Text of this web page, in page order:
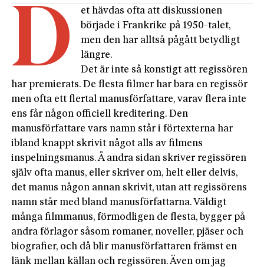
D
et hävdas ofta att diskussionen
började i Frankrike på 1950-talet,
men den har alltså pågått betydligt
längre.
Det är inte så konstigt att regissören
har premierats. De flesta filmer har bara en regissör
men ofta ett flertal manusförfattare, varav flera inte
ens får någon officiell kreditering. Den
manusförfattare vars namn står i förtexterna har
ibland knappt skrivit något alls av filmens
inspelningsmanus. Å andra sidan skriver regissören
själv ofta manus, eller skriver om, helt eller delvis,
det manus någon annan skrivit, utan att regissörens
namn står med bland manusförfattarna. Väldigt
många filmmanus, förmodligen de flesta, bygger på
andra förlagor såsom romaner, noveller, pjäser och
biografier, och då blir manusförfattaren främst en
länk mellan källan och regissören. Även om jag